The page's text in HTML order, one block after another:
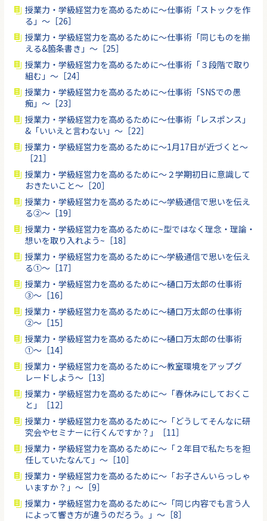
授業力・学級経営力を高めるために〜仕事術「ストックを作
る」〜［26］
授業力・学級経営力を高めるために〜仕事術「同じものを揃
える&箇条書き」〜［25］
授業力・学級経営力を高めるために〜仕事術「３段階で取り
組む」〜［24］
授業力・学級経営力を高めるために〜仕事術「SNSでの愚
痴」〜［23］
授業力・学級経営力を高めるために〜仕事術「レスポンス」
&「いいえと言わない」〜［22］
授業力・学級経営力を高めるために〜1月17日が近づくと〜
［21］
授業力・学級経営力を高めるために〜２学期初日に意識して
おきたいこと〜［20］
授業力・学級経営力を高めるために〜学級通信で思いを伝え
る②〜［19］
授業力・学級経営力を高めるために~型ではなく理念・理論・
想いを取り入れよう~［18］
授業力・学級経営力を高めるために〜学級通信で思いを伝え
る①〜［17］
授業力・学級経営力を高めるために〜樋口万太郎の仕事術
③〜［16］
授業力・学級経営力を高めるために〜樋口万太郎の仕事術
②〜［15］
授業力・学級経営力を高めるために〜樋口万太郎の仕事術
①〜［14］
授業力・学級経営力を高めるために〜教室環境をアップグ
レードしよう〜［13］
授業力・学級経営力を高めるために〜「春休みにしておくこ
と」［12］
授業力・学級経営力を高めるために〜「どうしてそんなに研
究会やセミナーに行くんですか？」［11］
授業力・学級経営力を高めるために〜「２年目で私たちを担
任していたなんて」〜［10］
授業力・学級経営力を高めるために〜「お子さんいらっしゃ
いますか？」〜［9］
授業力・学級経営力を高めるために〜「同じ内容でも言う人
によって響き方が違うのだろう。」〜［8］